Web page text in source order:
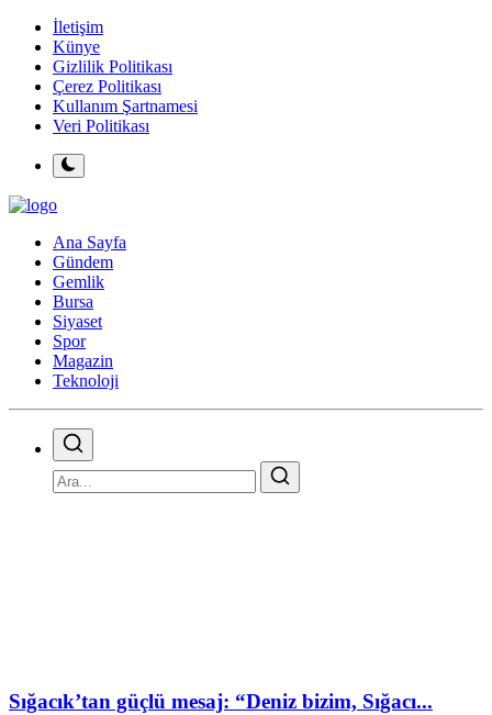
İletişim
Künye
Gizlilik Politikası
Çerez Politikası
Kullanım Şartnamesi
Veri Politikası
Ana Sayfa
Gündem
Gemlik
Bursa
Siyaset
Spor
Magazin
Teknoloji
Sığacık’tan güçlü mesaj: “Deniz bizim, Sığacı...